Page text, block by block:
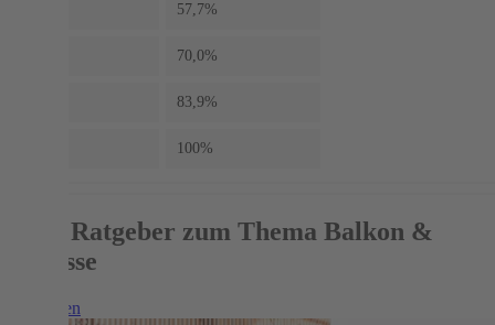
57,7%
70,0%
83,9%
100%
Mehr Ratgeber zum Thema Balkon &
Terrasse
Weiterlesen